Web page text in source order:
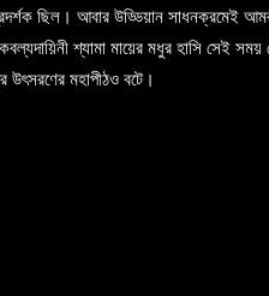
ছিল। আবার উড্ডিয়ান সাধনক্রমেই আমরা
শ্যামা মায়ের মধুর হাসি সেই সময়
উৎসরণের মহাপীঠও বটে।